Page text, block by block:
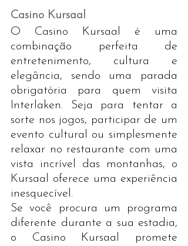
Casino Kursaal
O Casino Kursaal é uma
combinação perfeita de
entretenimento, cultura e
elegância, sendo uma parada
obrigatória para quem visita
Interlaken. Seja para tentar a
sorte nos jogos, participar de um
evento cultural ou simplesmente
relaxar no restaurante com uma
vista incrível das montanhas, o
Kursaal oferece uma experiência
inesquecível.
Se você procura um programa
diferente durante a sua estadia,
o Casino Kursaal promete